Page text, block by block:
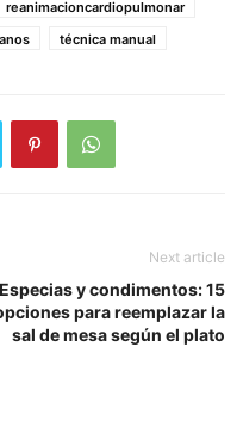
reanimacioncardiopulmonar
técnica manual
Next article
Especias y condimentos: 15
para reemplazar la
sal de mesa según el plato